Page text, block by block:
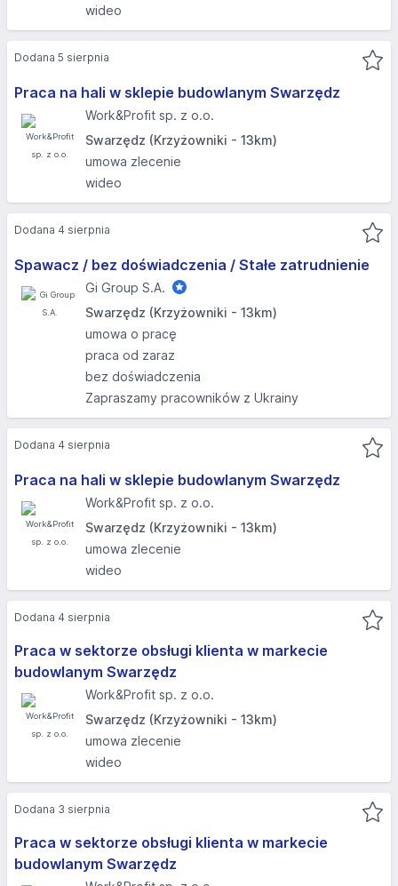
wideo
Praca na hali w sklepie budowlanym Swarzędz
Work&Profit sp. z o.o.
Swarzędz (Krzyżowniki - 13km)
umowa zlecenie
wideo
Dodana 5 sierpnia
Spawacz / bez doświadczenia / Stałe zatrudnienie
Gi Group S.A.
Swarzędz (Krzyżowniki - 13km)
umowa o pracę
praca od zaraz
bez doświadczenia
Zapraszamy pracowników z Ukrainy
Dodana 4 sierpnia
Praca na hali w sklepie budowlanym Swarzędz
Work&Profit sp. z o.o.
Swarzędz (Krzyżowniki - 13km)
umowa zlecenie
wideo
Dodana 4 sierpnia
Praca w sektorze obsługi klienta w markecie
budowlanym Swarzędz
Work&Profit sp. z o.o.
Swarzędz (Krzyżowniki - 13km)
umowa zlecenie
wideo
Dodana 4 sierpnia
Praca w sektorze obsługi klienta w markecie
budowlanym Swarzędz
Dodana 3 sierpnia